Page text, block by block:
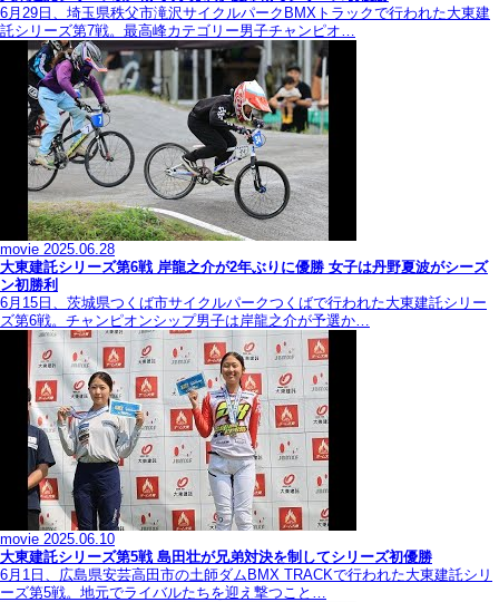
6月29日、埼玉県秩父市滝沢サイクルパークBMXトラックで行われた大東建
託シリーズ第7戦。最高峰カテゴリー男子チャンピオ…
movie 2025.06.28
大東建託シリーズ第6戦 岸龍之介が2年ぶりに優勝 女子は丹野夏波がシーズ
ン初勝利
6月15日、茨城県つくば市サイクルパークつくばで行われた大東建託シリー
ズ第6戦。チャンピオンシップ男子は岸龍之介が予選か…
movie 2025.06.10
大東建託シリーズ第5戦 島田壮が兄弟対決を制してシリーズ初優勝
6月1日、広島県安芸高田市の土師ダムBMX TRACKで行われた大東建託シリ
ーズ第5戦。地元でライバルたちを迎え撃つこと…